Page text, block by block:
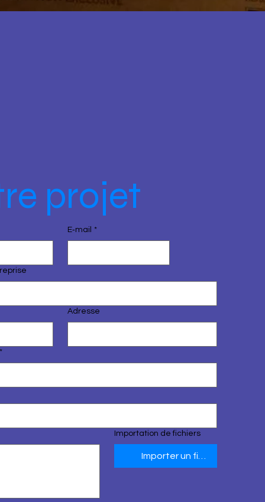
projet
E‑mail *
Adresse
*
Importation de fichiers
Importer un fichier